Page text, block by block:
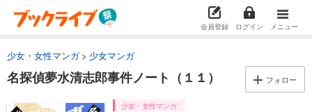
会員登録 ログイン メニュー
少女・女性マンガ 少女マンガ
名探偵夢水清志郎事件ノート（１１） フォロー
少女・女性マンガ
名探偵夢水清志郎事件ノート（４）
594
完結
カート
あらすじを表示する